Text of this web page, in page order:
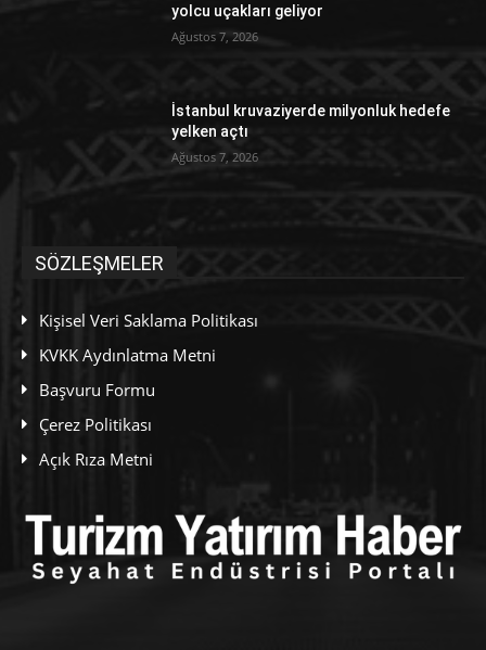
yolcu uçakları geliyor
Ağustos 7, 2026
İstanbul kruvaziyerde milyonluk hedefe
yelken açtı
Ağustos 7, 2026
SÖZLEŞMELER
Kişisel Veri Saklama Politikası
KVKK Aydınlatma Metni
Başvuru Formu
Çerez Politikası
Açık Rıza Metni